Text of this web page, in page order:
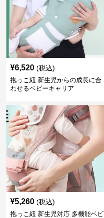
¥6,520 (税込)
抱っこ紐 新生児からの成長に合
わせるベビーキャリア
¥5,260 (税込)
抱っこ紐 新生児対応 多機能ベビ